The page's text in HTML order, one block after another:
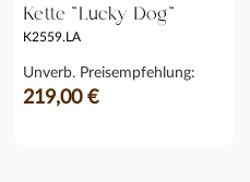
Kette "Lucky Dog"
K2559.LA
Unverb. Preisempfehlung:
219,00 €